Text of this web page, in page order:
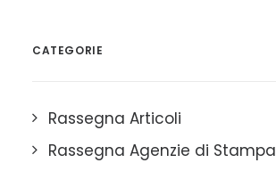
CATEGORIE
Rassegna Articoli
Rassegna Agenzie di Stampa